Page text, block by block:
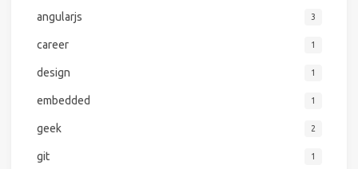
angularjs 3
career 1
design 1
embedded 1
geek 2
git 1